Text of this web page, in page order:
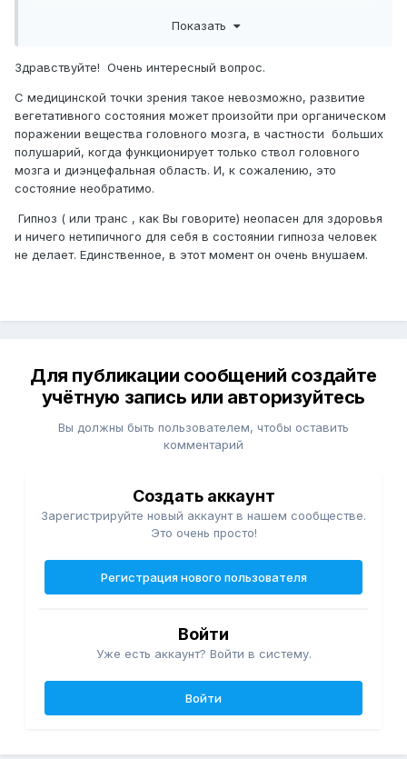
недавно мне попалась на глаза одно видео на нем с
страшные вещи: он постепенно уходит в себя и впадает в
эпос так опасен?
Показать
Здравствуйте! Очень интересный вопрос.
С медицинской точки зрения такое невозможно, развитие
вегетативного состояния может произойти при органическом
поражении вещества головного мозга, в частности больших
полушарий, когда функционирует только ствол головного
мозга и диэнцефальная область. И, к сожалению, это
состояние необратимо.
Гипноз ( или транс , как Вы говорите) неопасен для здоровья
и ничего нетипичного для себя в состоянии гипноза человек
не делает. Единственное, в этот момент он очень внушаем.
Для публикации сообщений создайте
учётную запись или авторизуйтесь
Вы должны быть пользователем, чтобы оставить
комментарий
Создать аккаунт
Зарегистрируйте новый аккаунт в нашем сообществе.
Это очень просто!
Регистрация нового пользователя
Войти
Уже есть аккаунт? Войти в систему.
Войти